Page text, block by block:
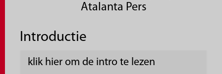
Atalanta Pers
Introductie
klik hier om de intro te lezen